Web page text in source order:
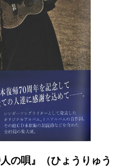
の唄』（ひょうりゅう